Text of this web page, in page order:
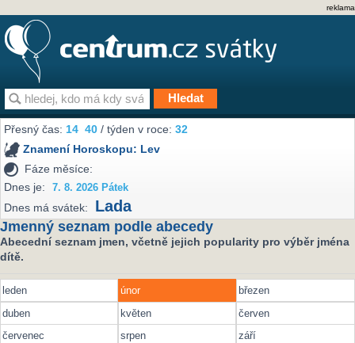
reklama
Přesný čas:14 40 / týden v roce:32
Znamení Horoskopu: Lev
Fáze měsíce:
Dnes je:
7. 8. 2026 Pátek
Dnes má svátek: Lada
Jmenný seznam podle abecedy
Abecední seznam jmen, včetně jejich popularity pro výběr jména
dítě.
leden únor
březen
duben
květen
červen
červenec
srpen
září